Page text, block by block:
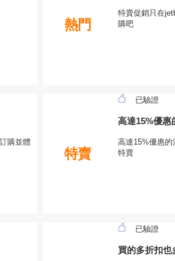
熱門
特賣促銷只在
購吧
購並體
特賣
已驗證
高達15%優惠
高達15%優惠的
特賣
已驗證
買的多折扣也